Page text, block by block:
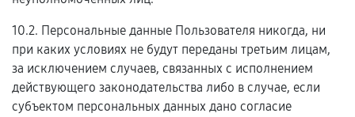
10.2. Персональные данные Пользователя никогда, ни
при каких условиях не будут переданы третьим лицам,
за исключением случаев, связанных с исполнением
действующего законодательства либо в случае, если
субъектом персональных данных дано согласие